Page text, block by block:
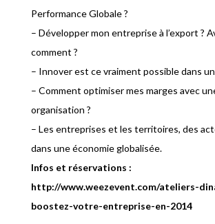
Performance Globale ?
– Développer mon entreprise à l’export ?
comment ?
– Innover est ce vraiment possible dans
– Comment optimiser mes marges avec
organisation ?
– Les entreprises et les territoires, des
dans une économie globalisée.
Infos et réservations :
http://www.weezevent.com/ateliers-
boostez-votre-entreprise-en-2014